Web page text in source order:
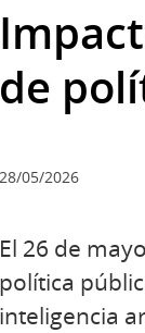
de
28/05/2026
El 26 de
política
inteligencia